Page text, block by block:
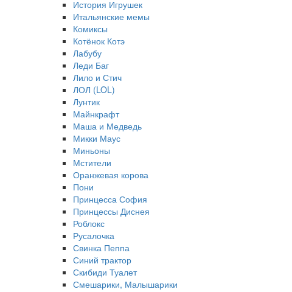
История Игрушек
Итальянские мемы
Комиксы
Котёнок Котэ
Лабубу
Леди Баг
Лило и Стич
ЛОЛ (LOL)
Лунтик
Майнкрафт
Маша и Медведь
Микки Маус
Миньоны
Мстители
Оранжевая корова
Пони
Принцесса София
Принцессы Диснея
Роблокс
Русалочка
Свинка Пеппа
Синий трактор
Скибиди Туалет
Смешарики, Малышарики